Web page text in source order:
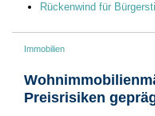
Rückenwind für
Immobilien
Preisrisiken